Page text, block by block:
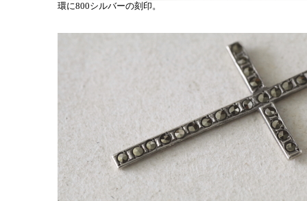
環に800シルバーの刻印。